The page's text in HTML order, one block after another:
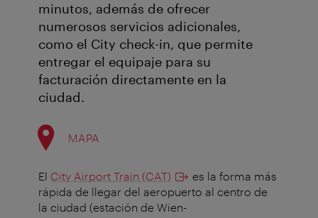
minutos, además de ofrecer
numerosos servicios adicionales,
como el City check-in, que permite
entregar el equipaje para su
facturación directamente en la
ciudad.
MAPA
El City Airport Train (CAT)
es la forma más
rápida de llegar del aeropuerto al centro de
la ciudad (estación de Wien-